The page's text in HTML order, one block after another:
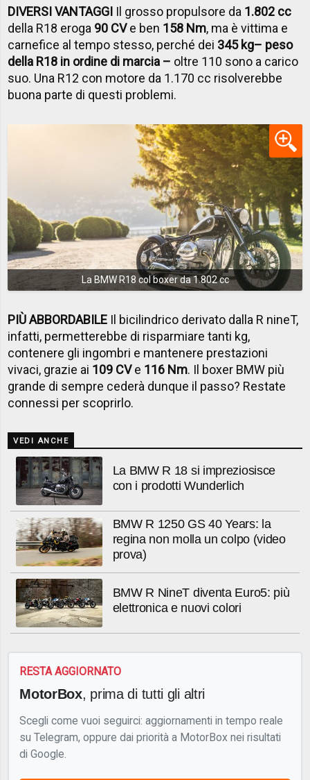
DIVERSI VANTAGGI Il grosso propulsore da 1.802 cc
della R18 eroga 90 CVe ben 158 Nm, ma è vittima e
carnefice al tempo stesso, perché dei 345 kg– peso
della R18 in ordine di marcia – oltre 110 sono a carico
suo. Una R12 con motore da 1.170 cc risolverebbe
buona parte di questi problemi.
La BMW R18 col boxer da 1.802 cc
PIÙ ABBORDABILE Il bicilindrico derivato dalla R nineT,
infatti, permetterebbe di risparmiare tanti kg,
contenere gli ingombri e mantenere prestazioni
vivaci, grazie ai 109 CVe 116 Nm. Il boxer BMW più
grande di sempre cederà dunque il passo? Restate
connessi per scoprirlo.
VEDI ANCHE
La BMW R 18 si impreziosisce
con i prodotti Wunderlich
BMW R 1250 GS 40 Years: la
regina non molla un colpo (video
prova)
BMW R NineT diventa Euro5: più
elettronica e nuovi colori
RESTA AGGIORNATO
MotorBox, prima di tutti gli altri
Scegli come vuoi seguirci: aggiornamenti in tempo reale
su Telegram, oppure dai priorità a MotorBox nei risultati
di Google.